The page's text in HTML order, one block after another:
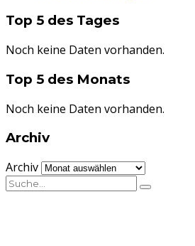
Top 5 des Tages
Noch keine Daten vorhanden.
Top 5 des Monats
Noch keine Daten vorhanden.
Archiv
Archiv